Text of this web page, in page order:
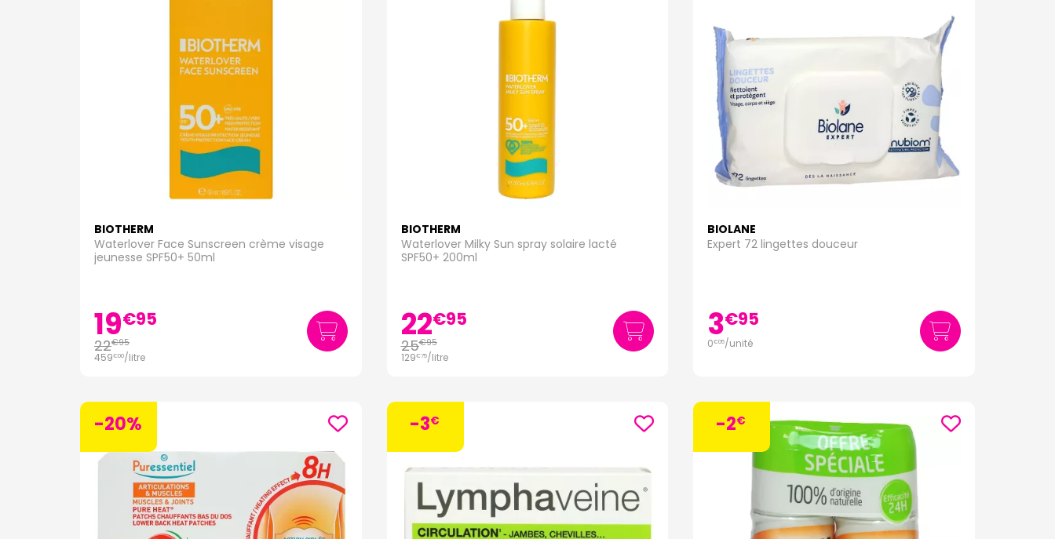
BIOTHERM
Waterlover Face Sunscreen crème visage
jeunesse SPF50+ 50ml
19€95
22€95
459€00/litre
BIOTHERM
Waterlover Milky Sun spray solaire lacté
SPF50+ 200ml
22€95
25€95
129€75/litre
BIOLANE
Expert 72 lingettes douceur
3€95
0€05/unité
-20% -3€ -2€